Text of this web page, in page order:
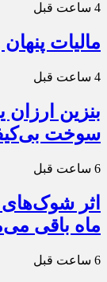
4 ساعت قبل
مالیات
4 ساعت قبل
بنزین ارزان
سوخت
6 ساعت قبل
ماه باقی
6 ساعت قبل